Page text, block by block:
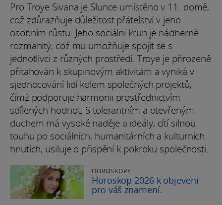
Pro Troye Sivana je Slunce umístěno v 11. domě,
což zdůrazňuje důležitost přátelství v jeho
osobním růstu. Jeho sociální kruh je nádherně
rozmanitý, což mu umožňuje spojit se s
jednotlivci z různých prostředí. Troye je přirozeně
přitahován k skupinovým aktivitám a vyniká v
sjednocování lidí kolem společných projektů,
čímž podporuje harmonii prostřednictvím
sdílených hodnot. S tolerantním a otevřeným
duchem má vysoké naděje a ideály, cítí silnou
touhu po sociálních, humanitárních a kulturních
hnutích, usiluje o přispění k pokroku společnosti.
HOROSKOPY
Horoskop 2026 k objevení
pro váš znamení.